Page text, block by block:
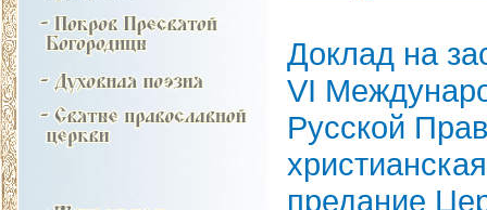
Доклад на
VI
Русской
предание